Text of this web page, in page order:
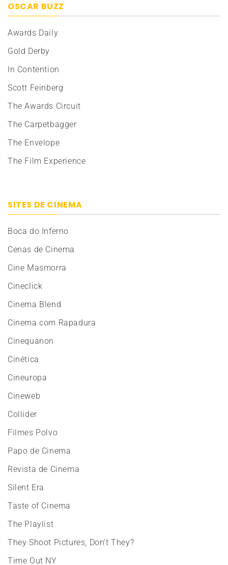
OSCAR BUZZ
Awards Daily
Gold Derby
In Contention
Scott Feinberg
The Awards Circuit
The Carpetbagger
The Envelope
The Film Experience
SITES DE CINEMA
Boca do Inferno
Cenas de Cinema
Cine Masmorra
Cineclick
Cinema Blend
Cinema com Rapadura
Cinequanon
Cinética
Cineuropa
Cineweb
Collider
Filmes Polvo
Papo de Cinema
Revista de Cinema
Silent Era
Taste of Cinema
The Playlist
They Shoot Pictures, Don't They?
Time Out NY